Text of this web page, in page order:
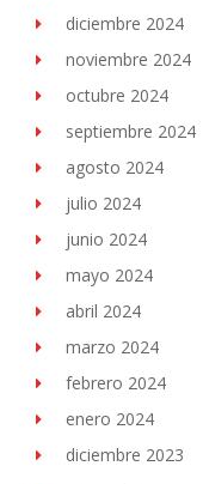
diciembre 2024
noviembre 2024
octubre 2024
septiembre 2024
agosto 2024
julio 2024
junio 2024
mayo 2024
abril 2024
marzo 2024
febrero 2024
enero 2024
diciembre 2023